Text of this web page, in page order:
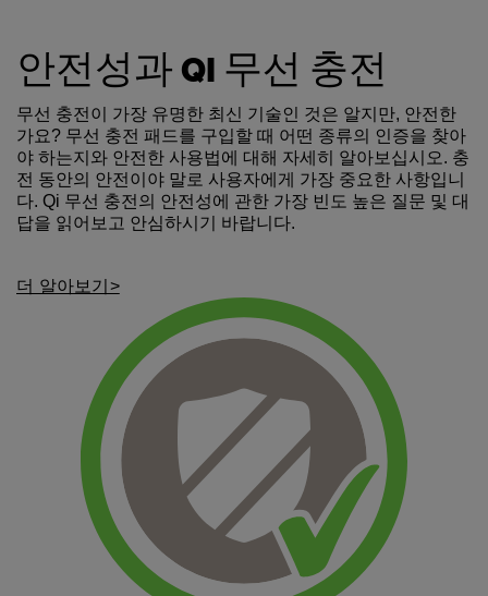
안전성과 QI 무선 충전
무선 충전이 가장 유명한 최신 기술인 것은 알지만, 안전한
가요? 무선 충전 패드를 구입할 때 어떤 종류의 인증을 찾아
야 하는지와 안전한 사용법에 대해 자세히 알아보십시오. 충
전 동안의 안전이야 말로 사용자에게 가장 중요한 사항입니
다. Qi 무선 충전의 안전성에 관한 가장 빈도 높은 질문 및 대
답을 읽어보고 안심하시기 바랍니다.
더 알아보기>